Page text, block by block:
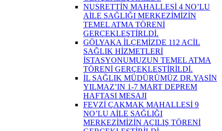
NUSRETTİN MAHALLESİ 4 NO’LU
AİLE SAĞLIĞI MERKEZİMİZİN
TEMEL ATMA TÖRENİ
GERÇEKLEŞTİRLDİ.
GÖLYAKA İLÇEMİZDE 112 ACİL
SAĞLIK HİZMETLERİ
İSTASYONUMUZUN TEMEL ATMA
TÖRENİ GERÇEKLEŞTİRİLDİ.
İL SAĞLIK MÜDÜRÜMÜZ DR.YASİN
YILMAZ’IN 1-7 MART DEPREM
HAFTASI MESAJI
FEVZİ ÇAKMAK MAHALLESİ 9
NO’LU AİLE SAĞLIĞI
MERKEZİMİZİN AÇILIŞ TÖRENİ